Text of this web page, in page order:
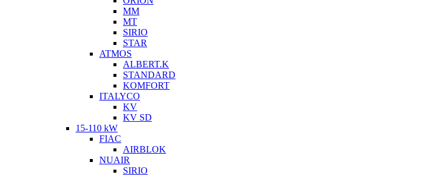
MM
MT
SIRIO
STAR
ATMOS
ALBERT.K
STANDARD
KOMFORT
ITALYCO
KV
KV SD
15-110 kW
FIAC
AIRBLOK
NUAIR
SIRIO